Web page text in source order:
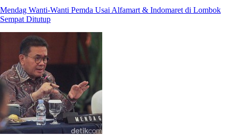
Mendag Wanti-Wanti Pemda Usai Alfamart & Indomaret di Lombok
Sempat Ditutup